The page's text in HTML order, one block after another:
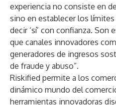
experiencia no consiste en
sino en establecer los
decir ‘sí’ con confianza. Son
que canales innovadores
generadores de ingresos
de fraude y abuso”.
Riskified permite a los
dinámico mundo del
herramientas innovadoras